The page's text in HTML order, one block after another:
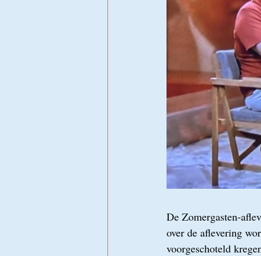
De Zomergasten-
over de aflevering
voorgeschoteld